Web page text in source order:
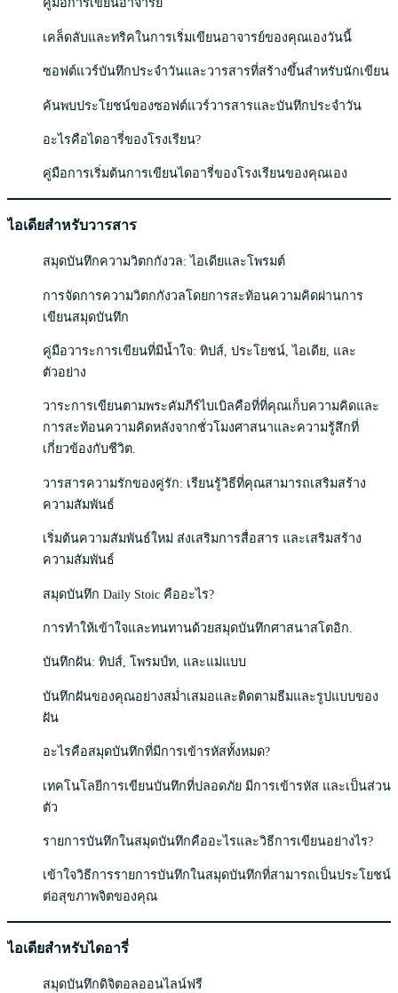
คู่มือการเขียนอาจารย์
เคล็ดลับและทริคในการเริ่มเขียนอาจารย์ของคุณเองวันนี้
ซอฟต์แวร์บันทึกประจำวันและวารสารที่สร้างขึ้นสำหรับนักเขียน
ค้นพบประโยชน์ของซอฟต์แวร์วารสารและบันทึกประจำวัน
อะไรคือไดอารี่ของโรงเรียน?
คู่มือการเริ่มต้นการเขียนไดอารี่ของโรงเรียนของคุณเอง
ไอเดียสำหรับวารสาร
สมุดบันทึกความวิตกกังวล: ไอเดียและโพรมต์
การจัดการความวิตกกังวลโดยการสะท้อนความคิดผ่านการ
เขียนสมุดบันทึก
คู่มือวาระการเขียนที่มีน้ำใจ: ทิปส์, ประโยชน์, ไอเดีย, และ
ตัวอย่าง
วาระการเขียนตามพระคัมภีร์ไบเบิลคือที่ที่คุณเก็บความคิดและ
การสะท้อนความคิดหลังจากชั่วโมงศาสนาและความรู้สึกที่
เกี่ยวข้องกับชีวิต.
วารสารความรักของคู่รัก: เรียนรู้วิธีที่คุณสามารถเสริมสร้าง
ความสัมพันธ์
เริ่มต้นความสัมพันธ์ใหม่ ส่งเสริมการสื่อสาร และเสริมสร้าง
ความสัมพันธ์
สมุดบันทึก Daily Stoic คืออะไร?
การทำให้เข้าใจและทนทานด้วยสมุดบันทึกศาสนาสโตอิก.
บันทึกฝัน: ทิปส์, โพรมป์ท, และแม่แบบ
บันทึกฝันของคุณอย่างสม่ำเสมอและติดตามธีมและรูปแบบของ
ฝัน
อะไรคือสมุดบันทึกที่มีการเข้ารหัสทั้งหมด?
เทคโนโลยีการเขียนบันทึกที่ปลอดภัย มีการเข้ารหัส และเป็นส่วน
ตัว
รายการบันทึกในสมุดบันทึกคืออะไรและวิธีการเขียนอย่างไร?
เข้าใจวิธีการรายการบันทึกในสมุดบันทึกที่สามารถเป็นประโยชน์
ต่อสุขภาพจิตของคุณ
ไอเดียสำหรับไดอารี่
สมุดบันทึกดิจิตอลออนไลน์ฟรี